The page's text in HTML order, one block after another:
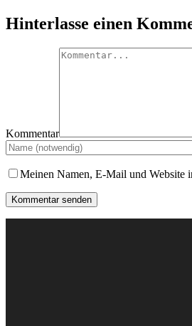
Hinterlasse einen
Kommentar
Meinen Namen, E-Mail und Website